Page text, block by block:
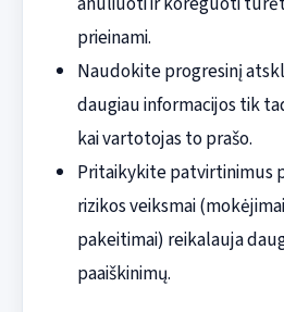
prieinami.
Naudokite progresinį
daugiau informacijos tik
kai vartotojas to prašo.
Pritaikykite patvirtinimus
rizikos veiksmai
pakeitimai) reikalauja
paaiškinimų.